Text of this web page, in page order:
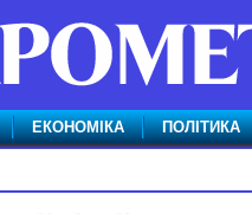
ЕКОНОМІКА ПОЛІТИКА